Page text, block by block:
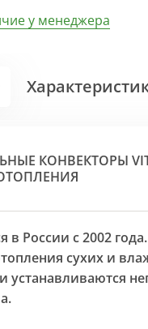
у менеджера
КОНВЕКТОРЫ
в России с 2002
сухих и